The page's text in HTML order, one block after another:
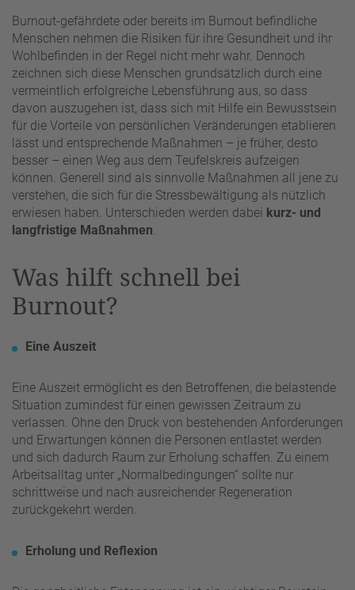
Burnout-gefährdete oder bereits im Burnout befindliche
Menschen nehmen die Risiken für ihre Gesundheit und ihr
Wohlbefinden in der Regel nicht mehr wahr. Dennoch
zeichnen sich diese Menschen grundsätzlich durch eine
vermeintlich erfolgreiche Lebensführung aus, so dass
davon auszugehen ist, dass sich mit Hilfe ein Bewusstsein
für die Vorteile von persönlichen Veränderungen etablieren
lässt und entsprechende Maßnahmen – je früher, desto
besser – einen Weg aus dem Teufelskreis aufzeigen
können. Generell sind als sinnvolle Maßnahmen all jene zu
verstehen, die sich für die Stressbewältigung als nützlich
erwiesen haben. Unterschieden werden dabei kurz- und
langfristige Maßnahmen.
Was hilft schnell bei
Burnout?
Eine Auszeit
Eine Auszeit ermöglicht es den Betroffenen, die belastende
Situation zumindest für einen gewissen Zeitraum zu
verlassen. Ohne den Druck von bestehenden Anforderungen
und Erwartungen können die Personen entlastet werden
und sich dadurch Raum zur Erholung schaffen. Zu einem
Arbeitsalltag unter „Normalbedingungen“ sollte nur
schrittweise und nach ausreichender Regeneration
zurückgekehrt werden.
Erholung und Reflexion